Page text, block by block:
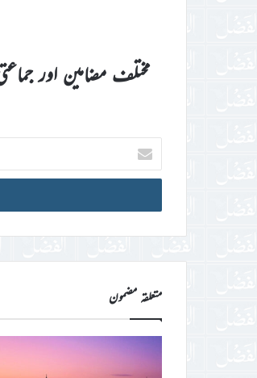
مختلف مضامین اور
اپنا
ای
میل
ڈی
متعلقہ مضمون